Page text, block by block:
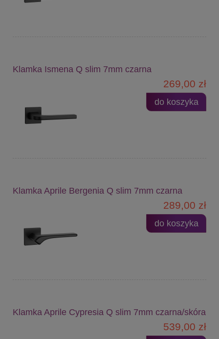
Klamka Ismena Q slim 7mm czarna
269,00 zł
do koszyka
Klamka Aprile Bergenia Q slim 7mm czarna
289,00 zł
do koszyka
Klamka Aprile Cypresia Q slim 7mm czarna/skóra
539,00 zł